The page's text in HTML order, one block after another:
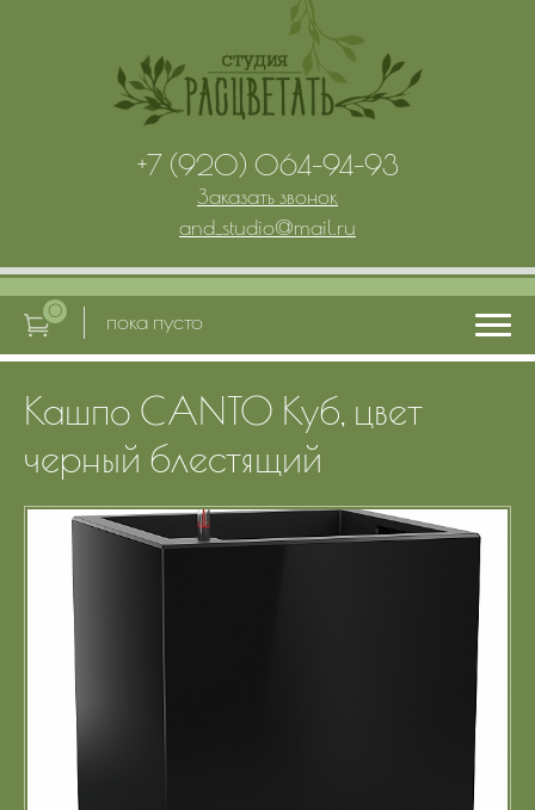
Кашпо CANTO Куб, цвет
черный блестящий
+7 (920) 064-94-93
Заказать звонок
and_studio@mail.ru
0 пока пусто
Главная
Услуги